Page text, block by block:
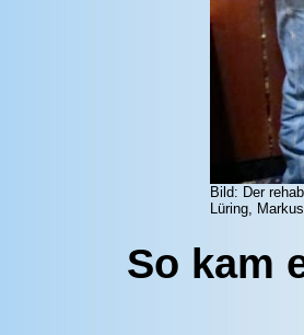
Bild: Der
Lüring,
So kam